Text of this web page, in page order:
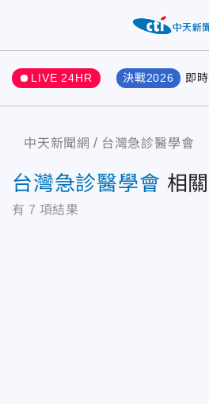
LIVE 24HR 決戰2026 即時
中天新聞網 台灣急診醫學會
台灣急診醫學會 相
有 7 項結果